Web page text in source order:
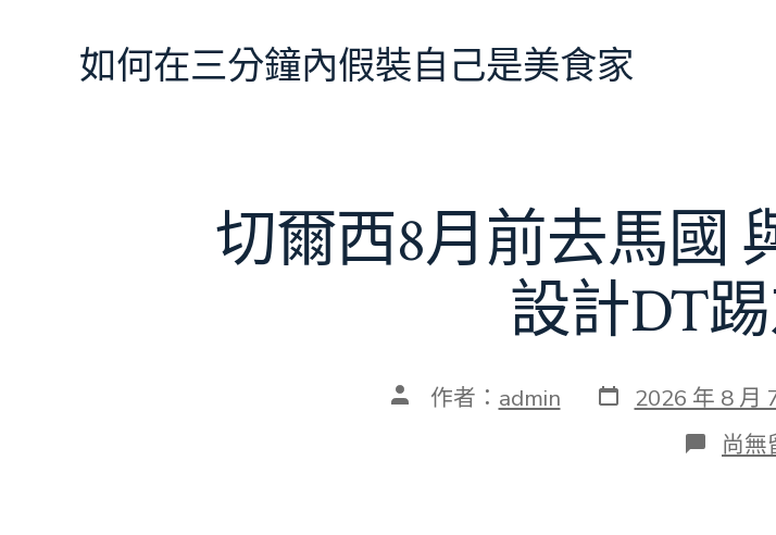
如何在三分鐘內假裝自己是美食家
切爾西8月前去馬國
設計DT
文 作者： admin 發
表
2026 年 8 月
在
〈切
尚無